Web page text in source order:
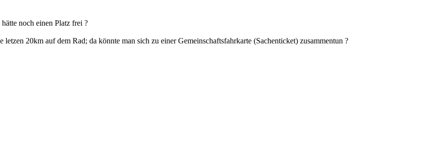
noch einen Platz frei ?
20km auf dem Rad; da könnte man sich zu einer Gemeinschaftsfahrkarte (Sachenticket) zusammentun ?